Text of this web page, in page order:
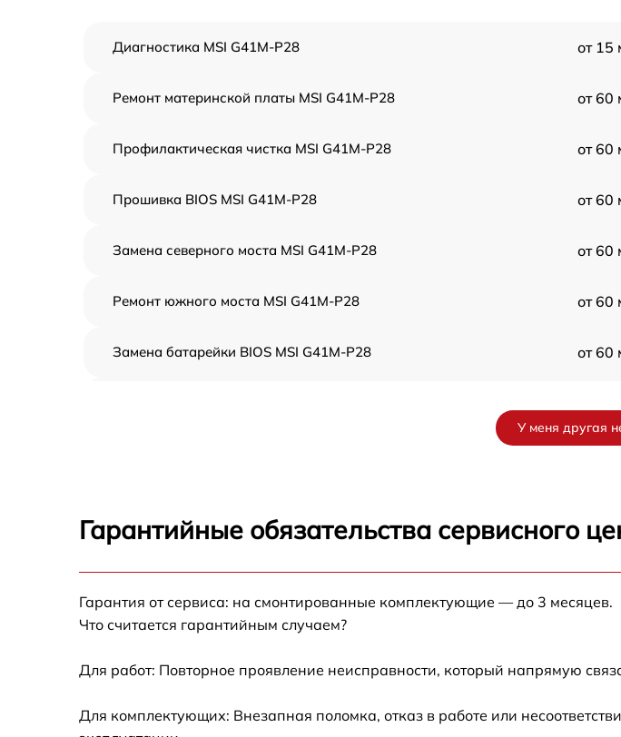
Диагностика MSI G41M-P28 от 15
Ремонт материнской платы MSI G41M-P28 от 60
Профилактическая чистка MSI G41M-P28 от 60
Прошивка BIOS MSI G41M-P28 от 60
Замена северного моста MSI G41M-P28 от 60
Ремонт южного моста MSI G41M-P28 от 60
Замена батарейки BIOS MSI G41M-P28 от 60
У меня другая
Гарантийные обязательства сервисного
Гарантия от сервиса: на смонтированные комплектующие — до 3 месяцев.
Что считается гарантийным случаем?
Для работ: Повторное проявление неисправности, который напрямую
Для комплектующих: Внезапная поломка, отказ в работе или